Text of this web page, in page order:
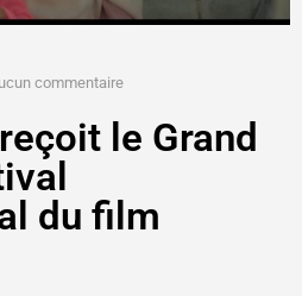
commentaire
le Grand
du film